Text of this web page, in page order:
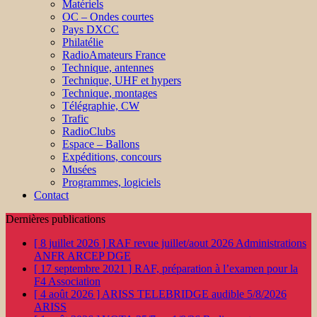
Matériels
OC – Ondes courtes
Pays DXCC
Philatélie
RadioAmateurs France
Technique, antennes
Technique, UHF et hypers
Technique, montages
Télégraphie, CW
Trafic
RadioClubs
Espace – Ballons
Expéditions, concours
Musées
Programmes, logiciels
Contact
Dernières publications
[ 8 juillet 2026 ] RAF revue juillet/aout 2026 Administrations
ANFR ARCEP DGE
[ 17 septembre 2021 ] RAF, préparation à l’examen pour la
F4 Association
[ 4 août 2026 ] ARISS TELEBRIDGE audible 5/8/2026
ARISS